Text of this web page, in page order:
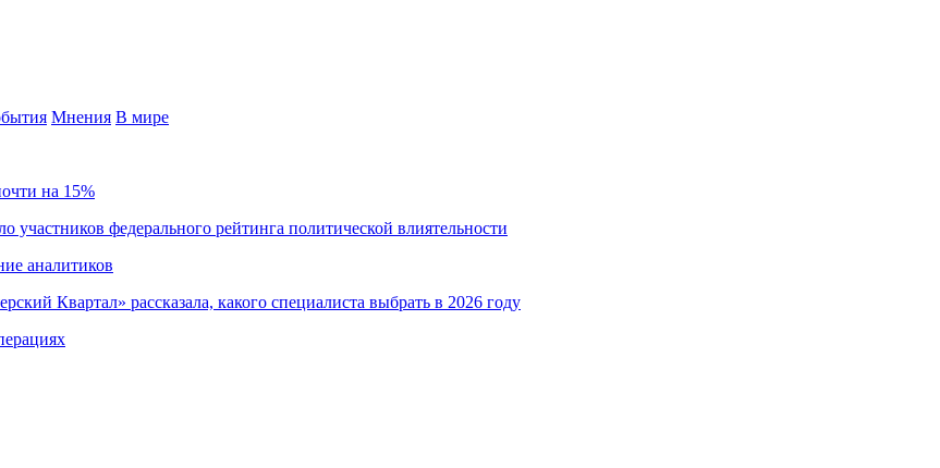
Мнения В мире
на 15%
федерального рейтинга политической влиятельности
аналитиков
Квартал» рассказала, какого специалиста выбрать в 2026 году